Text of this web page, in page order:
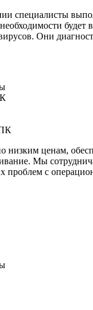
специалисты
будет
Они
ценам,
Мы
с